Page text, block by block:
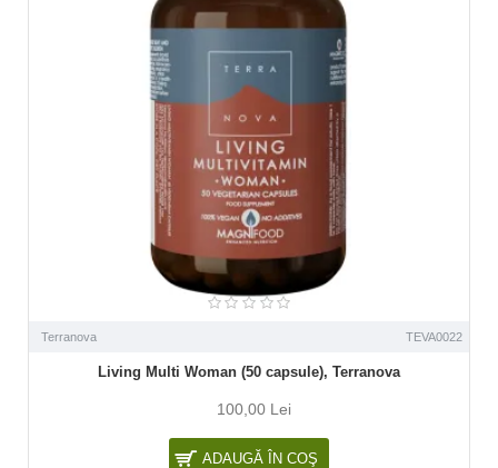
Terranova TEVA0022
Living Multi Woman (50 capsule), Terranova
100,00 Lei
ADAUGĂ ÎN COŞ